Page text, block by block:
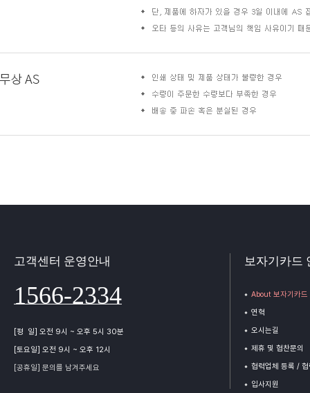
고객센터 운영안내
1566-2334
[평 일] 오전 9시 ~ 오후 5시 30분
[토요일] 오전 9시 ~ 오후 12시
[공휴일] 문의를 남겨주세요
보자기카드
About 보자기카드
연혁
오시는길
제휴 및 협찬문의
협력업체 등록 /
입사지원